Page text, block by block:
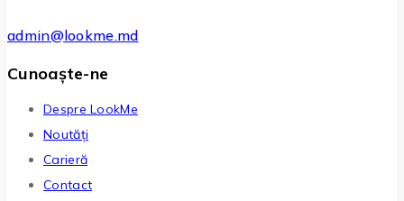
admin@lookme.md
Cunoaște-ne
Despre LookMe
Noutăți
Carieră
Contact